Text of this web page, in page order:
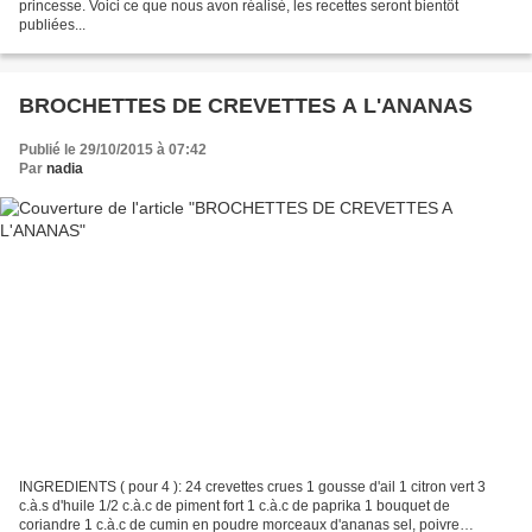
princesse. Voici ce que nous avon réalisé, les recettes seront bientôt
publiées...
BROCHETTES DE CREVETTES A L'ANANAS
Publié le 29/10/2015 à 07:42
Par nadia
INGREDIENTS ( pour 4 ): 24 crevettes crues 1 gousse d'ail 1 citron vert 3
c.à.s d'huile 1/2 c.à.c de piment fort 1 c.à.c de paprika 1 bouquet de
coriandre 1 c.à.c de cumin en poudre morceaux d'ananas sel, poivre